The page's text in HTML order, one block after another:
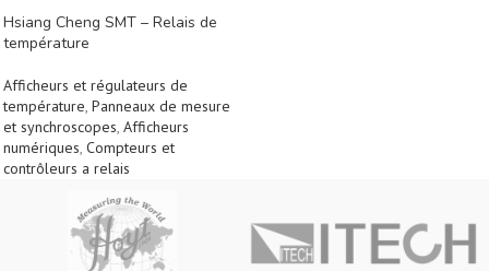
Hsiang Cheng SMT – Relais de
température
Afficheurs et régulateurs de
température, Panneaux de mesure
et synchroscopes, Afficheurs
numériques, Compteurs et
contrôleurs a relais